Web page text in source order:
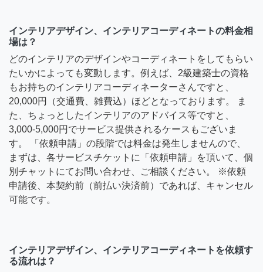
インテリアデザイン、インテリアコーディネートの料金相
場は？
どのインテリアのデザインやコーディネートをしてもらい
たいかによっても変動します。例えば、2級建築士の資格
もお持ちのインテリアコーディネーターさんですと、
20,000円（交通費、雑費込）ほどとなっております。 ま
た、ちょっとしたインテリアのアドバイス等ですと、
3,000-5,000円でサービス提供されるケースもございま
す。 「依頼申請」の段階では料金は発生しませんので、
まずは、各サービスチケットに「依頼申請」を頂いて、個
別チャットにてお問い合わせ、ご相談ください。 ※依頼
申請後、本契約前（前払い決済前）であれば、キャンセル
可能です。
インテリアデザイン、インテリアコーディネートを依頼す
る流れは？